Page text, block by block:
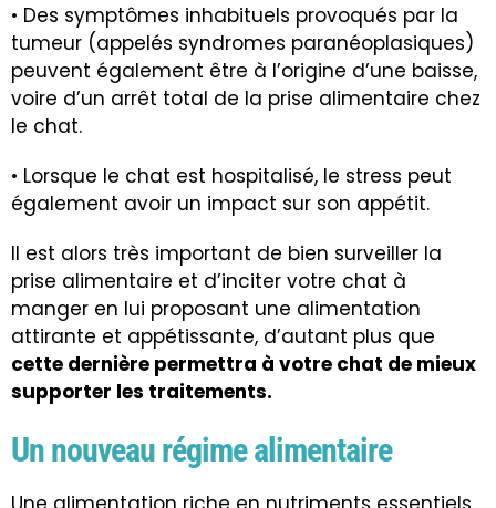
• Des symptômes inhabituels provoqués par la
tumeur (appelés syndromes paranéoplasiques)
peuvent également être à l’origine d’une baisse,
voire d’un arrêt total de la prise alimentaire chez
le chat.
• Lorsque le chat est hospitalisé, le stress peut
également avoir un impact sur son appétit.
Il est alors très important de bien surveiller la
prise alimentaire et d’inciter votre chat à
manger en lui proposant une alimentation
attirante et appétissante, d’autant plus que
cette dernière permettra à votre chat de mieux
supporter les traitements.
Un nouveau régime alimentaire